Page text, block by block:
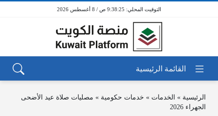
9:38:25 ص / 8 أغسطس 2026
الرئيسية » الخدمات » خدمات حكومية » مصليات صلاة عيد الأضحى
الجهراء 2026